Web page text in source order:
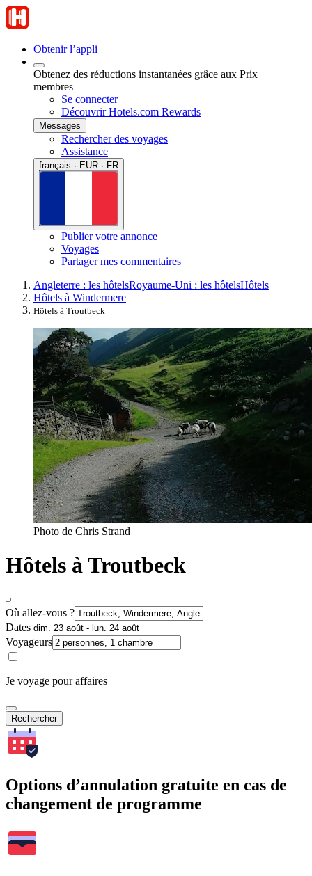
Obtenir l’appli
Obtenez des réductions instantanées grâce aux Prix
membres
Se connecter
Découvrir Hotels.com Rewards
Messages
Rechercher des voyages
Assistance
français · EUR · FR
Publier votre annonce
Voyages
Partager mes commentaires
Angleterre : les hôtelsRoyaume-Uni : les hôtelsHôtels
Hôtels à Windermere
Hôtels à Troutbeck
Photo de ‎Chris Strand
Hôtels à Troutbeck
Où allez-vous ?
Dates
Voyageurs
Je voyage pour affaires
Rechercher
Options d’annulation gratuite en cas de
changement de programme